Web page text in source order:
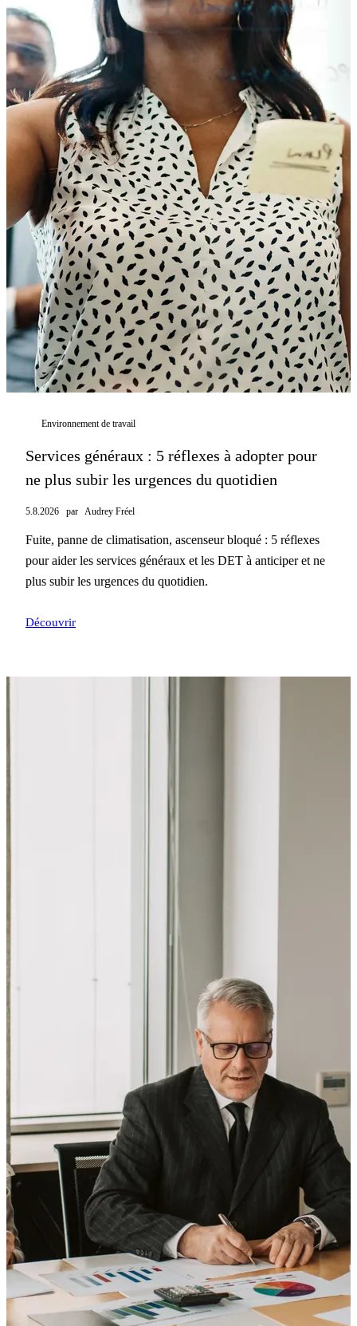
Environnement de travail
Services généraux : 5 réflexes à adopter pour
ne plus subir les urgences du quotidien
5.8.2026 par Audrey Fréel
Fuite, panne de climatisation, ascenseur bloqué : 5 réflexes
pour aider les services généraux et les DET à anticiper et ne
plus subir les urgences du quotidien.
Découvrir